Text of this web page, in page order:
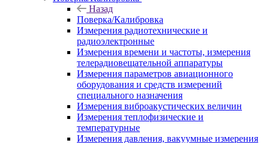
Назад
Поверка/Калибровка
Измерения радиотехнические и
радиоэлектронные
Измерения времени и частоты, измерения
телерадиовещательной аппаратуры
Измерения параметров авиационного
оборудования и средств измерений
специального назначения
Измерения виброакустических величин
Измерения теплофизические и
температурные
Измерения давления, вакуумные измерения